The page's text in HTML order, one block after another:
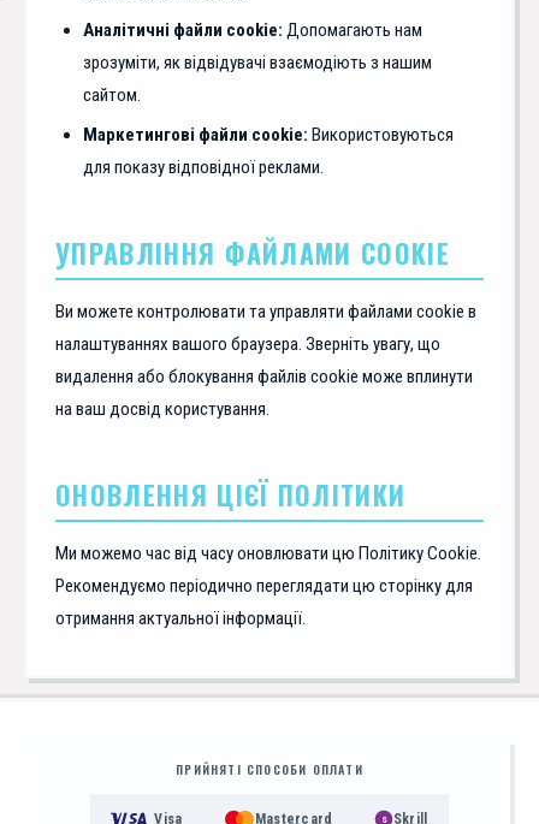
Аналітичні файли cookie: Допомагають нам
зрозуміти, як відвідувачі взаємодіють з нашим
сайтом.
Маркетингові файли cookie: Використовуються
для показу відповідної реклами.
УПРАВЛІННЯ ФАЙЛАМИ COOKIE
Ви можете контролювати та управляти файлами cookie в
налаштуваннях вашого браузера. Зверніть увагу, що
видалення або блокування файлів cookie може вплинути
на ваш досвід користування.
ОНОВЛЕННЯ ЦІЄЇ ПОЛІТИКИ
Ми можемо час від часу оновлювати цю Політику Cookie.
Рекомендуємо періодично переглядати цю сторінку для
отримання актуальної інформації.
ПРИЙНЯТІ СПОСОБИ ОПЛАТИ
Visa Mastercard S Skrill